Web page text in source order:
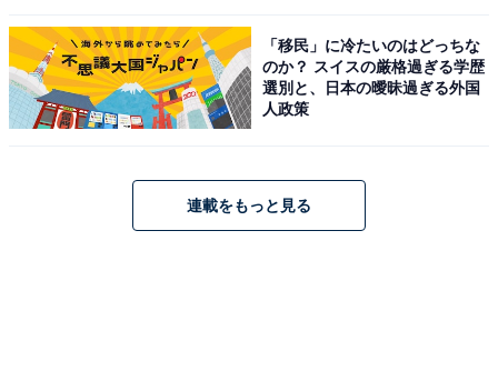
「移民」に冷たいのはどっちな
のか？ スイスの厳格過ぎる学歴
選別と、日本の曖昧過ぎる外国
人政策
連載をもっと見る